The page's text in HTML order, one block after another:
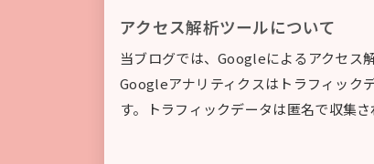
アクセス解析ツールについて
当ブログでは、Googleによるアクセス
Googleアナリティクスはトラフィック
す。トラフィックデータは匿名で収集